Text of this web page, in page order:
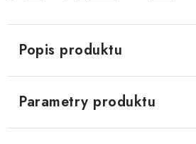
Podmínky ochrany osobních údajů
Popis produktu
Parametry produktu